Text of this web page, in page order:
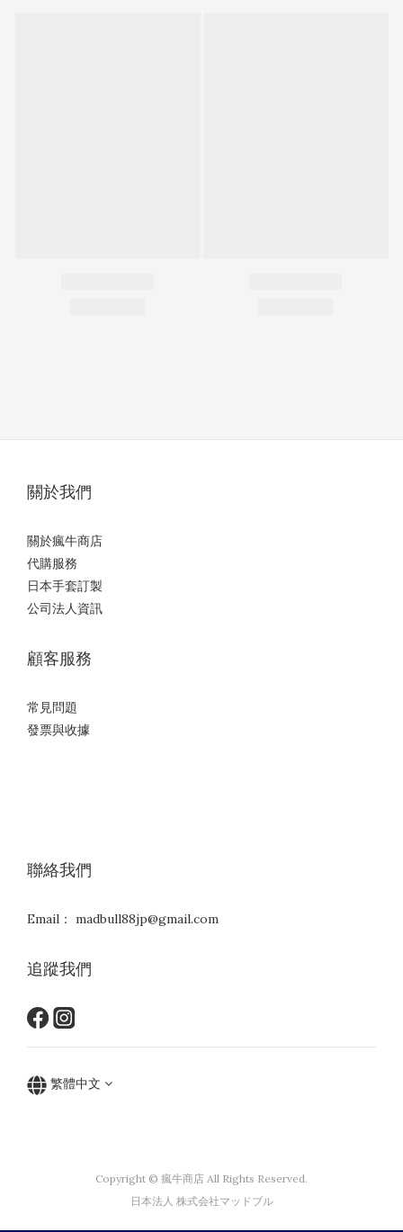
關於我們
關於瘋牛商店
代購服務
日本手套訂製
公司法人資訊
顧客服務
常見問題
發票與收據
聯絡我們
Email： madbull88jp@gmail.com
追蹤我們
繁體中文
Copyright © 瘋牛商店 All Rights Reserved.
日本法人 株式会社マッドブル